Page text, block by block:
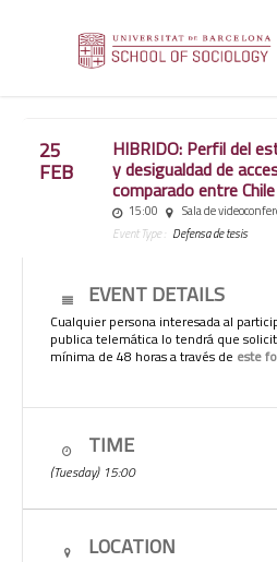
25
FEB
HIBRIDO: Perfil del
y desigualdad de
comparado entre
15:00
Sala de
Event Type :
Defensa de tesis
EVENT DETAILS
Cualquier persona interesada al
publica telemática lo tendrá que
mínima de 48 horas a través de este
TIME
(Tuesday) 15:00
LOCATION